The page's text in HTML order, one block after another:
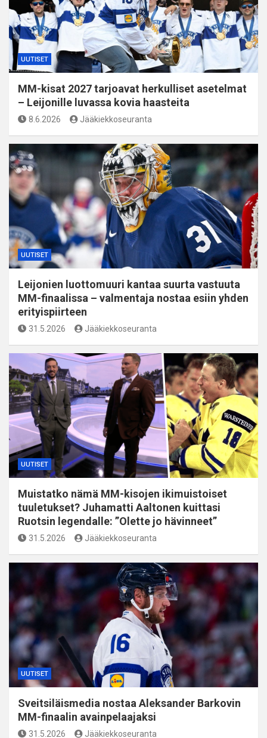
UUTISET
MM-kisat 2027 tarjoavat herkulliset asetelmat
– Leijonille luvassa kovia haasteita
8.6.2026 Jääkiekkoseuranta
UUTISET
Leijonien luottomuuri kantaa suurta vastuuta
MM-finaalissa – valmentaja nostaa esiin yhden
erityispiirteen
31.5.2026 Jääkiekkoseuranta
UUTISET
Muistatko nämä MM-kisojen ikimuistoiset
tuuletukset? Juhamatti Aaltonen kuittasi
Ruotsin legendalle: ”Olette jo hävinneet”
31.5.2026 Jääkiekkoseuranta
UUTISET
Sveitsiläismedia nostaa Aleksander Barkovin
MM-finaalin avainpelaajaksi
31.5.2026 Jääkiekkoseuranta